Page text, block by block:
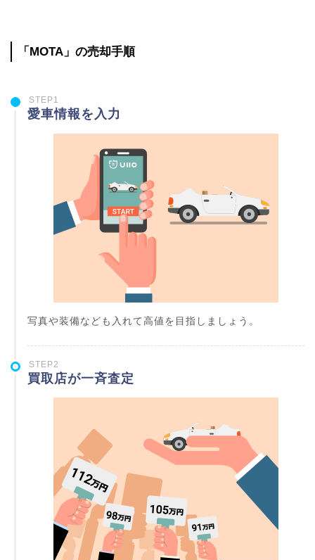
「MOTA」の売却手順
STEP1
愛車情報を入力
写真や装備なども入れて高値を目指しましょう。
STEP2
買取店が一斉査定